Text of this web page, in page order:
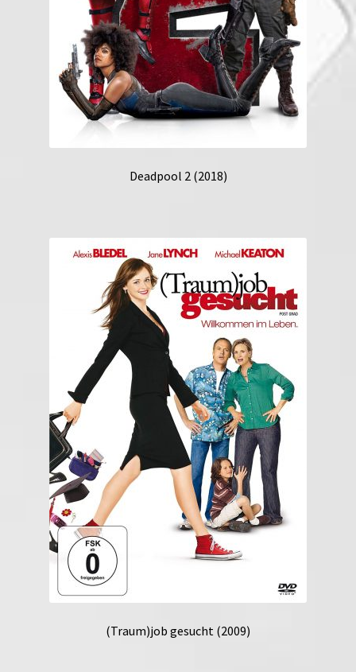
Deadpool 2 (2018)
(Traum)job gesucht (2009)